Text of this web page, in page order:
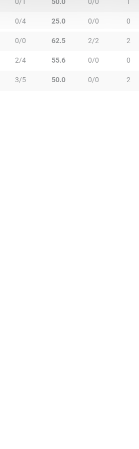
0/4 25.0 0/0 0
0/0 62.5 2/2 2
2/4 55.6 0/0 0
3/5 50.0 0/0 2